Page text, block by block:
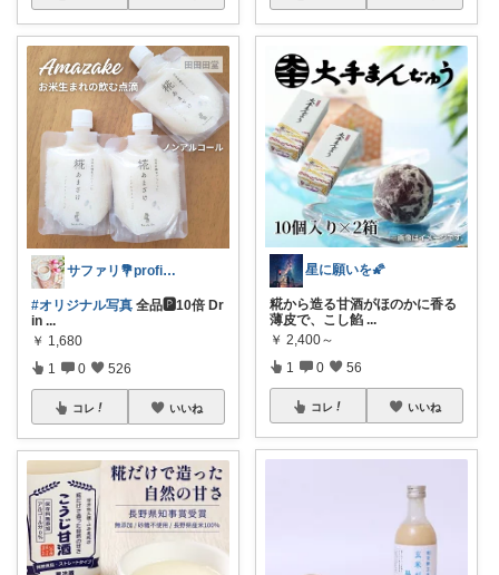
サファリ‎💐profileにてお礼
#オリジナル写真 全品🅿️10倍 Dr
in ...
￥ 1,680
1 0 526
コレ いいね
星に願いを🌠
糀から造る甘酒がほのかに香る
薄皮で、こし餡 ...
￥ 2,400～
1 0 56
コレ いいね